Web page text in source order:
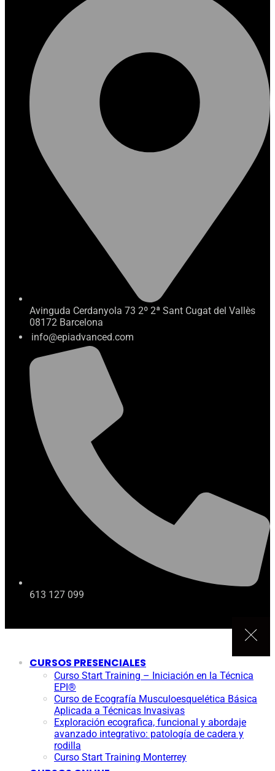
Avinguda Cerdanyola 73 2º 2ª Sant Cugat del Vallès
08172 Barcelona
info@epiadvanced.com
613 127 099
CURSOS PRESENCIALES
Curso Start Training – Iniciación en la Técnica
EPI®
Curso de Ecografía Musculoesquelética Básica
Aplicada a Técnicas Invasivas
Exploración ecografica, funcional y abordaje
avanzado integrativo: patología de cadera y
rodilla
Curso Start Training Monterrey